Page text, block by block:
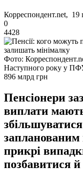
Корреспондент.net, 19
0
4428
Фото:
Наступного року у
896 млрд грн
Пенсіонери
виплати
прикрі
позбавитися й